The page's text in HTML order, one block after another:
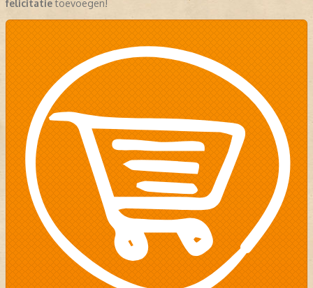
felicitatietoevoegen!